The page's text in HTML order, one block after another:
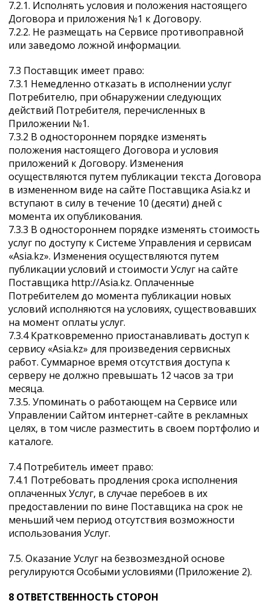
7.2.1. Исполнять условия и положения настоящего
Договора и приложения №1 к Договору.
7.2.2. Не размещать на Сервисе противоправной
или заведомо ложной информации.
7.3 Поставщик имеет право:
7.3.1 Немедленно отказать в исполнении услуг
Потребителю, при обнаружении следующих
действий Потребителя, перечисленных в
Приложении №1.
7.3.2 В одностороннем порядке изменять
положения настоящего Договора и условия
приложений к Договору. Изменения
осуществляются путем публикации текста Договора
в измененном виде на сайте Поставщика Asia.kz и
вступают в силу в течение 10 (десяти) дней с
момента их опубликования.
7.3.3 В одностороннем порядке изменять стоимость
услуг по доступу к Системе Управления и сервисам
«Asia.kz». Изменения осуществляются путем
публикации условий и стоимости Услуг на сайте
Поставщика http://Asia.kz. Оплаченные
Потребителем до момента публикации новых
условий исполняются на условиях, существовавших
на момент оплаты услуг.
7.3.4 Кратковременно приостанавливать доступ к
сервису «Asia.kz» для произведения сервисных
работ. Суммарное время отсутствия доступа к
серверу не должно превышать 12 часов за три
месяца.
7.3.5. Упоминать о работающем на Сервисе или
Управлении Сайтом интернет-сайте в рекламных
целях, в том числе разместить в своем портфолио и
каталоге.
7.4 Потребитель имеет право:
7.4.1 Потребовать продления срока исполнения
оплаченных Услуг, в случае перебоев в их
предоставлении по вине Поставщика на срок не
меньший чем период отсутствия возможности
использования Услуг.
7.5. Оказание Услуг на безвозмездной основе
регулируются Особыми условиями (Приложение 2).
8 ОТВЕТСТВЕННОСТЬ СТОРОН